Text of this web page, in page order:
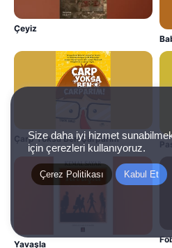
Çeyiz
Çarp Yoksa Ben Çarparım
Yavaşla
Size daha iyi hizmet
için çerezleri kullanıyoruz.
Çerez Politikası Kabul Et